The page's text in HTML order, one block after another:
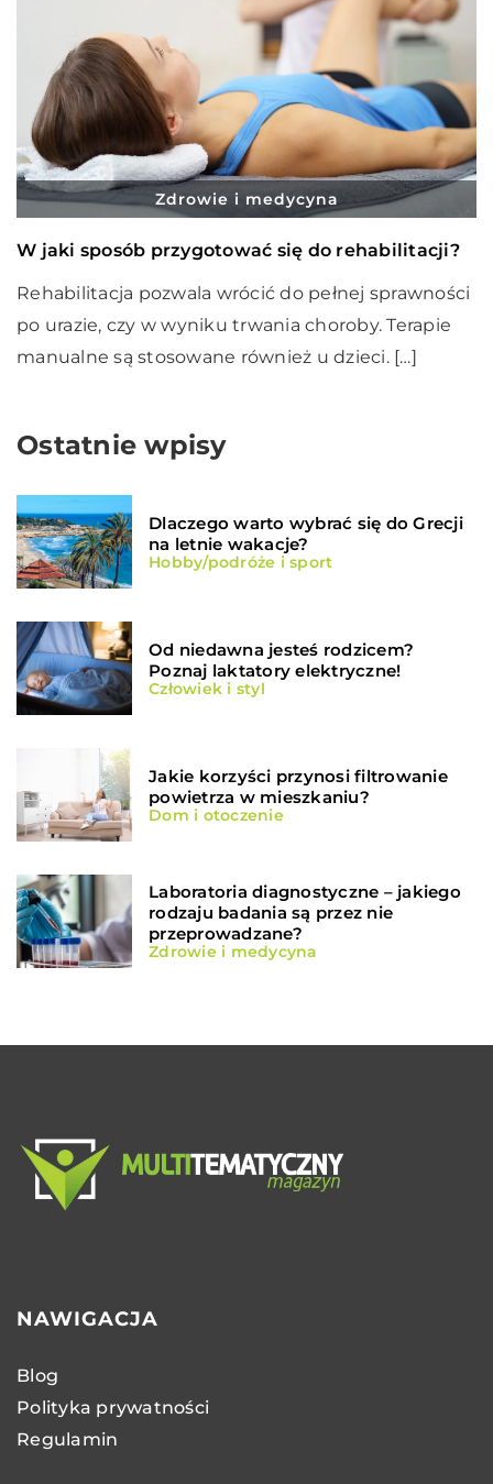
Zdrowie i medycyna
W jaki sposób przygotować się do rehabilitacji?
Rehabilitacja pozwala wrócić do pełnej sprawności
po urazie, czy w wyniku trwania choroby. Terapie
manualne są stosowane również u dzieci. […]
Ostatnie wpisy
Dlaczego warto wybrać się do Grecji
na letnie wakacje?
Hobby/podróże i sport
Od niedawna jesteś rodzicem?
Poznaj laktatory elektryczne!
Człowiek i styl
Jakie korzyści przynosi filtrowanie
powietrza w mieszkaniu?
Dom i otoczenie
Laboratoria diagnostyczne – jakiego
rodzaju badania są przez nie
przeprowadzane?
Zdrowie i medycyna
NAWIGACJA
Blog
Polityka prywatności
Regulamin